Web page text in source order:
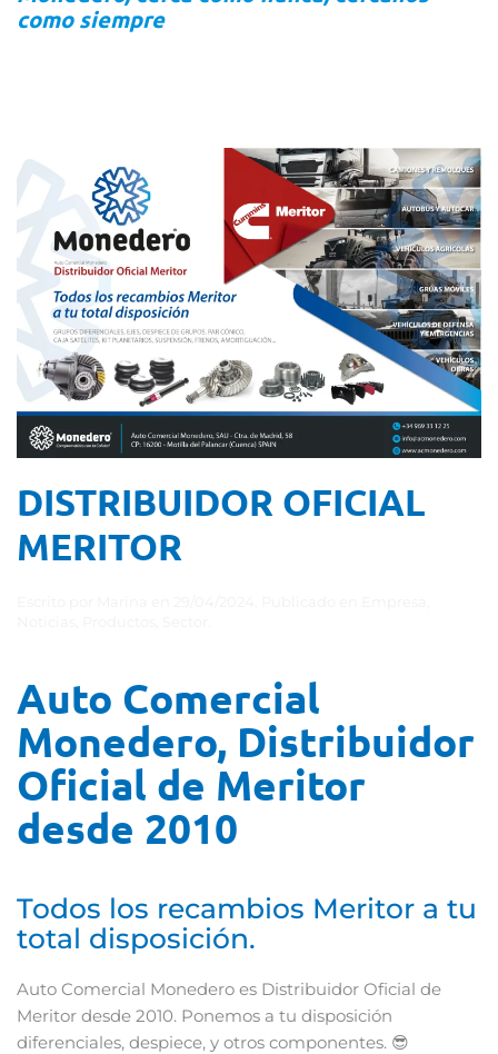
como siempre
DISTRIBUIDOR OFICIAL
MERITOR
Auto Comercial
Monedero, Distribuidor
Oficial de Meritor
desde 2010
Todos los recambios Meritor a tu
total disposición.
Auto Comercial Monedero es Distribuidor Oficial de
Meritor desde 2010. Ponemos a tu disposición
diferenciales, despiece, y otros componentes. 😎